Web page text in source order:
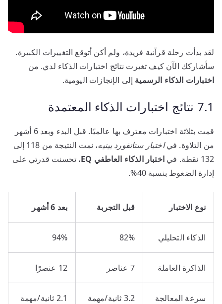
لقد بدأت رحلة قرآنية فريدة، ولم أكن أتوقع التغييرات الكبيرة.
سأشاركك الآن كيف تغيرت نتائج اختبارات الذكاء لدي. من
اختبارات الذكاء الرسمية إلى الإنجازات اليومية.
7.1 نتائج اختبارات الذكاء المعتمدة
قمت بثلاثة اختبارات معترف بها عالميًا. قبل البدء وبعد 6 أشهر
من التلاوة. فياختبار ستانفورد بينيه
، نمت النتيجة من 118 إلى
132 نقطة. في
اختبار الذكاء العاطفي EQ
، تحسنت قدرتي على
إدارة الضغوط بنسبة 40%.
نوع الاختبار قبل التجربة بعد 6 أشهر
الذكاء التحليلي 82%
94%
الذاكرة العاملة 7 عناصر 12 عنصرًا
سرعة المعالجة 3.2 ثانية/مهمة 2.1 ثانية/مهمة